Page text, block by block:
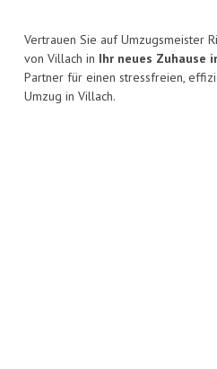
Vertrauen Sie auf Umzugsmeister
von Villach in Ihr neues Zuhause
Partner für einen stressfreien,
Umzug in Villach.